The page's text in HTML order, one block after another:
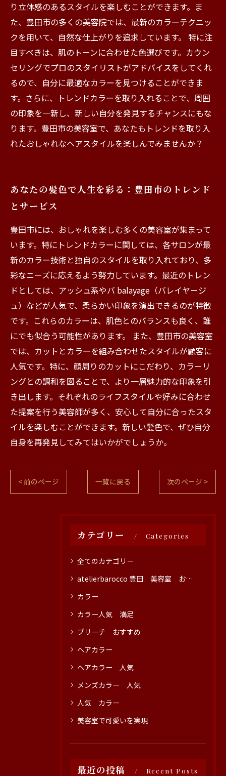
り立体感のあるスタイルを楽しむことができます。ま
た、豊田市の多くの美容院では、最新のカラーテクニッ
クを用いて、自然な仕上がりを追求しています。 特に注
目すべきは、肌のトーンに合わせた色選びです。カウン
セリングでプロのスタイリストがアドバイスをしてくれ
るので、自分に最適なカラーを見つけることができま
す。さらに、トレンドカラーを取り入れることで、周囲
の印象を一新し、新しい自分を発見するチャンスにもな
ります。豊田市の美容室で、あなたもトレンドを取り入
れたおしゃれなヘアスタイルを楽しんでみませんか？
あなたの髪色で人生を彩る：豊田市のトレンド
とサービス
豊田市には、おしゃれを楽しむ多くの美容室が集まって
います。特にトレンドカラーに関しては、各サロンが最
新のカラー技術と独自のスタイルを取り入れており、多
彩なニーズに応えるよう努力しています。最近のトレン
ドとしては、アッシュ系やバ balayage（バレイヤージ
ュ）などが人気で、柔らかい印象を演出できるのが特徴
です。これらのカラーは、肌色とのバランスも良く、誰
にでも似合う可能性があります。 また、豊田市の美容室
では、カットとカラーを組み合わせたスタイルが顧客に
人気です。特に、顔周りのカットにこだわり、カラーリ
ングとの調和を図ることで、より一層魅力的な印象を引
き出します。それぞれのライフスタイルや好みに合わせ
た提案を行う美容師が多く、安心して自分に合ったスタ
イルを楽しむことができます。新しい髪色で、ぜひ自分
自身を再発見してみてはいかがでしょうか。
< 前のページ 一覧に戻る 次のページ >
カテゴリー Categories
全てのカテゴリー
atelierbarocco 豊田 美容室 おすすめ
カラー
カラー人気 満足
ブリーチ おすすめ
ヘアカラー
ヘアカラー 人気
メンズカラー 人気
人気 カラー
美容室で可愛いを実現
最近の投稿 Recent Posts